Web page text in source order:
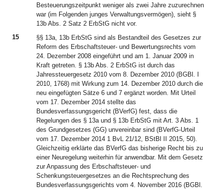
Besteuerungszeitpunkt weniger als zwei Jahre zuzurechnen
war (im Folgenden junges Verwaltungsvermögen), sieht §
13b Abs. 2 Satz 2 ErbStG nicht vor.
15
§§ 13a, 13b ErbStG sind als Bestandteil des Gesetzes zur
Reform des Erbschaftsteuer- und Bewertungsrechts vom
24. Dezember 2008 eingeführt und am 1. Januar 2009 in
Kraft getreten. § 13b Abs. 2 ErbStG ist durch das
Jahressteuergesetz 2010 vom 8. Dezember 2010 (BGBl. I
2010, 1768) mit Wirkung zum 14. Dezember 2010 durch die
neu eingefügten Sätze 6 und 7 ergänzt worden. Mit Urteil
vom 17. Dezember 2014 stellte das
Bundesverfassungsgericht (BVerfG) fest, dass die
Regelungen des § 13a und § 13b ErbStG mit Art. 3 Abs. 1
des Grundgesetzes (GG) unvereinbar sind (BVerfG-Urteil
vom 17. Dezember 2014 1 BvL 21/12, BStBl II 2015, 50).
Gleichzeitig erklärte das BVerfG das bisherige Recht bis zu
einer Neuregelung weiterhin für anwendbar. Mit dem Gesetz
zur Anpassung des Erbschaftsteuer- und
Schenkungsteuergesetzes an die Rechtsprechung des
Bundesverfassungsgerichts vom 4. November 2016 (BGBl.